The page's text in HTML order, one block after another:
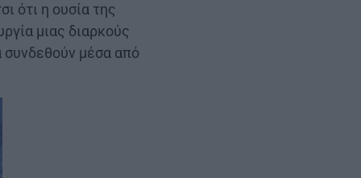
ότι η ουσία της
μιας διαρκούς
συνδεθούν μέσα από